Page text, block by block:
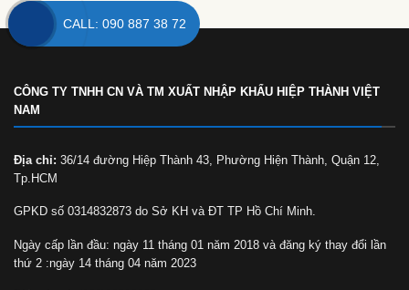
CÔNG TY TNHH CN VÀ TM XUẤT NHẬP KHẨU HIỆP THÀNH VIỆT
NAM
Địa chỉ: 36/14 đường Hiệp Thành 43, Phường Hiện Thành, Quận 12,
Tp.HCM
GPKD số 0314832873 do Sở KH và ĐT TP Hồ Chí Minh.
Ngày cấp lần đầu: ngày 11 tháng 01 năm 2018 và đăng ký thay đổi lần
thứ 2 :ngày 14 tháng 04 năm 2023
CALL: 090 887 38 72